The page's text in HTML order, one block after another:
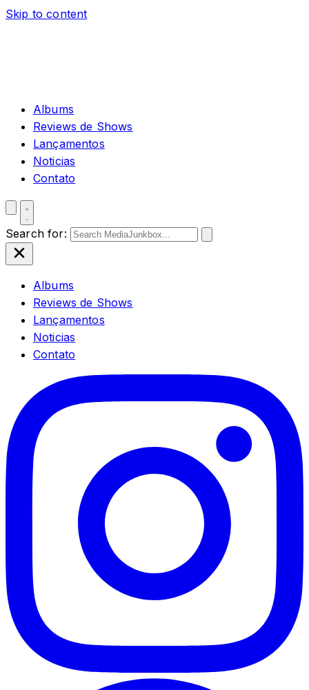
Skip to content
Albums
Reviews de Shows
Lançamentos
Noticias
Contato
Search for:
Albums
Reviews de Shows
Lançamentos
Noticias
Contato